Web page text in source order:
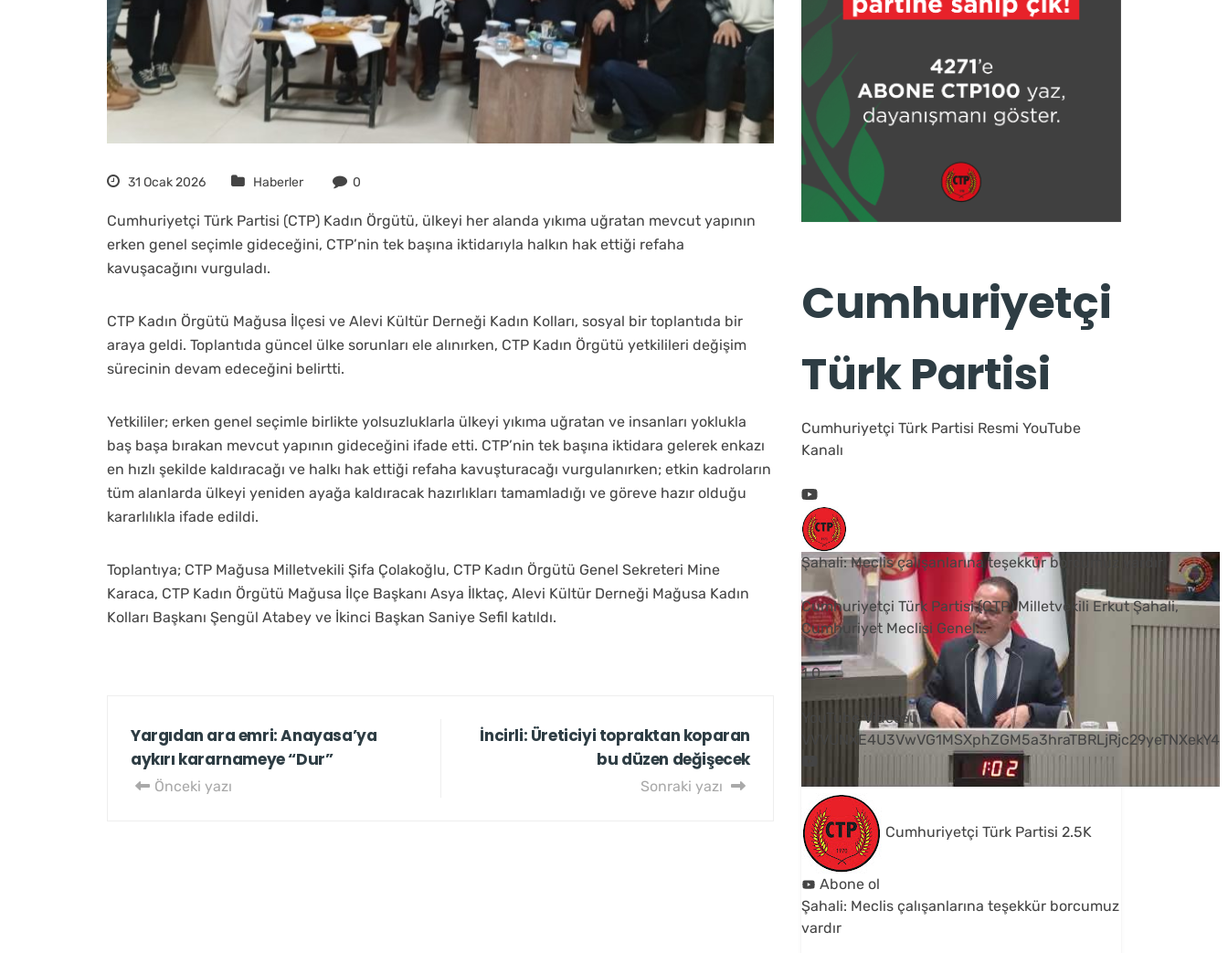
31 Ocak 2026 Haberler 0
Cumhuriyetçi Türk Partisi (CTP) Kadın Örgütü, ülkeyi her alanda yıkıma uğratan mevcut yapının
erken genel seçimle gideceğini, CTP’nin tek başına iktidarıyla halkın hak ettiği refaha
kavuşacağını vurguladı.
​CTP Kadın Örgütü Mağusa İlçesi ve Alevi Kültür Derneği Kadın Kolları, sosyal bir toplantıda bir
araya geldi. Toplantıda güncel ülke sorunları ele alınırken, CTP Kadın Örgütü yetkilileri değişim
sürecinin devam edeceğini belirtti.
​Yetkililer; erken genel seçimle birlikte yolsuzluklarla ülkeyi yıkıma uğratan ve insanları yoklukla
baş başa bırakan mevcut yapının gideceğini ifade etti. CTP’nin tek başına iktidara gelerek enkazı
en hızlı şekilde kaldıracağı ve halkı hak ettiği refaha kavuşturacağı vurgulanırken; etkin kadroların
tüm alanlarda ülkeyi yeniden ayağa kaldıracak hazırlıkları tamamladığı ve göreve hazır olduğu
kararlılıkla ifade edildi.
​Toplantıya; CTP Mağusa Milletvekili Şifa Çolakoğlu, CTP Kadın Örgütü Genel Sekreteri Mine
Karaca, CTP Kadın Örgütü Mağusa İlçe Başkanı Asya İlktaç, Alevi Kültür Derneği Mağusa Kadın
Kolları Başkanı Şengül Atabey ve İkinci Başkan Saniye Sefil katıldı.
Yargıdan ara emri: Anayasa’ya
aykırı kararnameye “Dur”
Önceki yazı
İncirli: Üreticiyi topraktan koparan
bu düzen değişecek
Sonraki yazı
Cumhuriyetçi
Türk Partisi
Cumhuriyetçi Türk Partisi Resmi YouTube
Kanalı
Şahali: Meclis çalışanlarına teşekkür borcumuz vardır
Cumhuriyetçi Türk Partisi (CTP) Milletvekili Erkut Şahali,
Cumhuriyet Meclisi Genel...
1 0
YouTube Videosu
VVVUNXE4U3VwVG1MSXphZGM5a3hraTBRLjRjc29yeTNXekY4
Cumhuriyetçi Türk Partisi 2.5K
Abone ol
Şahali: Meclis çalışanlarına teşekkür borcumuz
vardır